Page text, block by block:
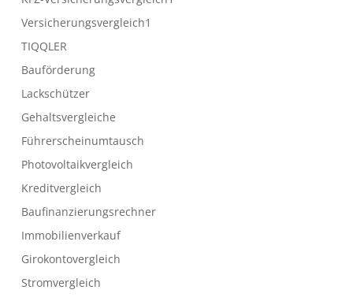
Versicherungsvergleich1
TIQQLER
Bauförderung
Lackschützer
Gehaltsvergleiche
Führerscheinumtausch
Photovoltaikvergleich
Kreditvergleich
Baufinanzierungsrechner
Immobilienverkauf
Girokontovergleich
Stromvergleich